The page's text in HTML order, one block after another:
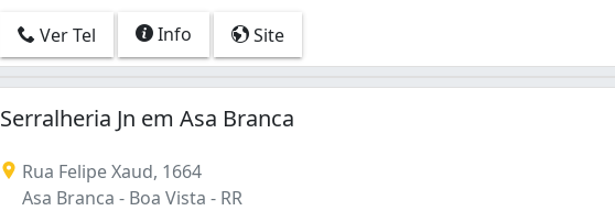
Ver Tel Info Site
Serralheria Jn em Asa Branca
Rua Felipe Xaud, 1664
Asa Branca - Boa Vista - RR